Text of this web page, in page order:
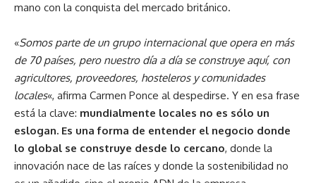
mano con la conquista del mercado británico.
«Somos parte de un grupo internacional que opera en más
de 70 países, pero nuestro día a día se construye aquí, con
agricultores, proveedores, hosteleros y comunidades
locales«, afirma Carmen Ponce al despedirse. Y en esa frase
está la clave: mundialmente locales no es sólo un
eslogan. Es una forma de entender el negocio donde
lo global se construye desde lo cercano, donde la
innovación nace de las raíces y donde la sostenibilidad no